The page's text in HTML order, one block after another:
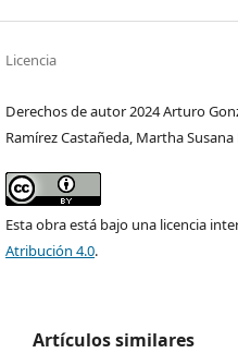
Licencia
Derechos de autor 2024 Arturo
Ramírez Castañeda, Martha
Esta obra está bajo una licencia
Atribución 4.0.
Artículos similares